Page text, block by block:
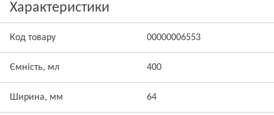
Характеристики
Код товару 00000006553
Ємність, мл 400
Ширина, мм 64